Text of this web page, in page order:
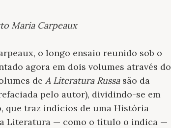
Maria Carpeaux
o longo ensaio reunido sob o
agora em dois volumes através do
de A Literatura Russasão da
pelo autor), dividindo-se em
que traz indícios de uma História
Literatura — como o título o indica —